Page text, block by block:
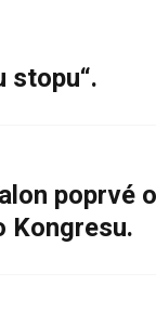
stopu“.
Kongresu.